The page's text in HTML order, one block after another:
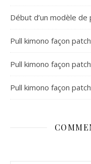
Début d’un modèle
Pull kimono façon
Pull kimono façon
Pull kimono façon